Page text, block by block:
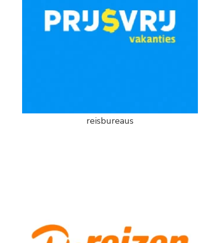
reisbureaus